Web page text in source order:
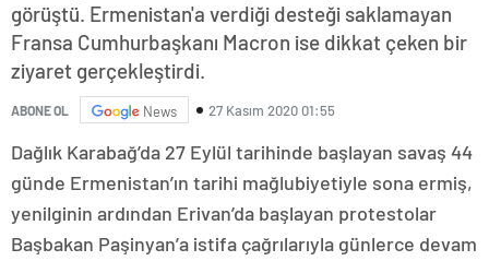
görüştü. Ermenistan'a verdiği desteği saklamayan
Fransa Cumhurbaşkanı Macron ise dikkat çeken bir
ziyaret gerçekleştirdi.
ABONE OL News 27 Kasım 2020 01:55
Dağlık Karabağ’da 27 Eylül tarihinde başlayan savaş 44
günde Ermenistan’ın tarihi mağlubiyetiyle sona ermiş,
yenilginin ardından Erivan’da başlayan protestolar
Başbakan Paşinyan’a istifa çağrılarıyla günlerce devam